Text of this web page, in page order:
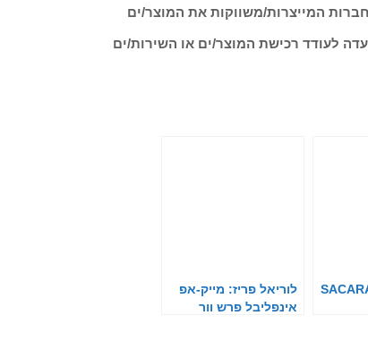
המייצרות/משווקות את המוצר/ים
לעודד רכישת המוצר/ים או השירות/ים
לוריאל פריז: מייק-אפ
אינפליבל פרש וור